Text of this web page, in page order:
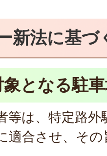
新法に基づ
となる駐
等は、特定路
適合させ、そ